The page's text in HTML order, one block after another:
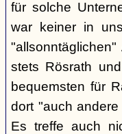
für solche
war keiner in
stets Rösrath
bequemsten für
dort "auch
Es treffe auch